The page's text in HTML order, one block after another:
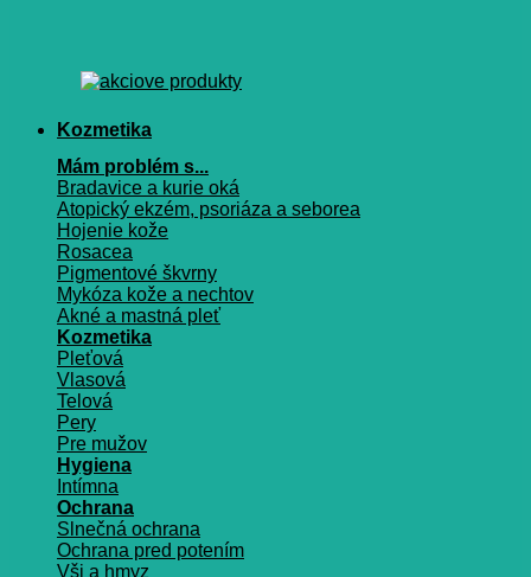
Kozmetika
Mám problém s...
Bradavice a kurie oká
Atopický ekzém, psoriáza a seborea
Hojenie kože
Rosacea
Pigmentové škvrny
Mykóza kože a nechtov
Akné a mastná pleť
Kozmetika
Pleťová
Vlasová
Telová
Pery
Pre mužov
Hygiena
Intímna
Ochrana
Slnečná ochrana
Ochrana pred potením
Vši a hmyz